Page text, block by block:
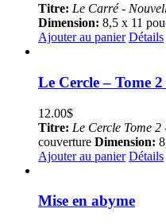
Titre: Le Carré -
Dimension: 8,5 x 11
Ajouter au panier Détails
Le Cercle – Tome
12.00$
Titre: Le Cercle Tome
couverture Dimension:
Ajouter au panier Détails
Mise en abyme